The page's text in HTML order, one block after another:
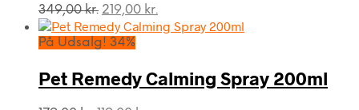
349,00kr. Den
oprindelige
pris
349,00 kr..
219,00 kr.
aktuelle
219,00 kr..
På Udsalg! 34%
Pet Remedy Calming Spray 200ml